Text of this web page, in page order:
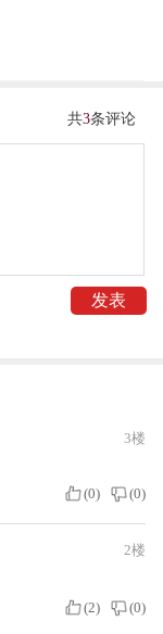
共3条评论
3楼
(0) (0)
2楼
(2) (0)